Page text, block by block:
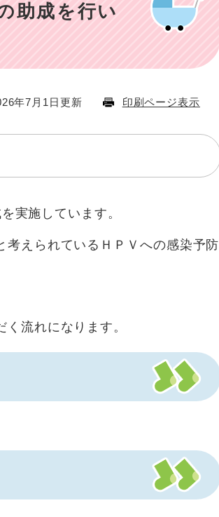
助成を行い
年7月1日更新 印刷ページ表示
実施しています。
えられているＨＰＶへの感染予防
流れになります。